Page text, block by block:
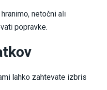
netočni ali
popravke.
lahko zahtevate izbris